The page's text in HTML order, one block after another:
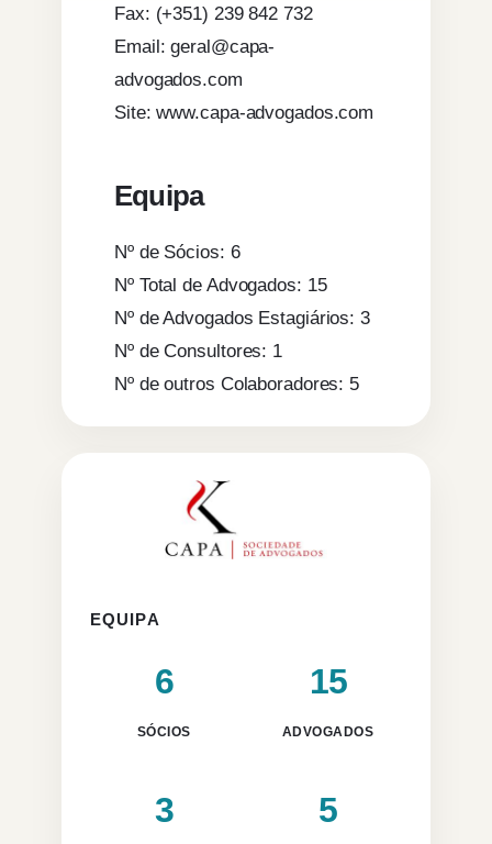
Fax: (+351) 239 842 732
Email: geral@capa-
advogados.com
Site: www.capa-advogados.com
Equipa
Nº de Sócios: 6
Nº Total de Advogados: 15
Nº de Advogados Estagiários: 3
Nº de Consultores: 1
Nº de outros Colaboradores: 5
EQUIPA
6
SÓCIOS
15
ADVOGADOS
3 5